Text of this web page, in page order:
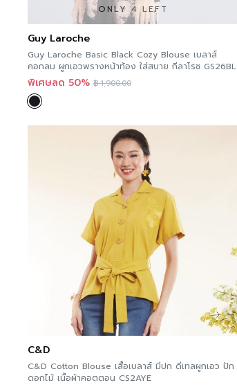
ONLY 4 LEFT
Guy Laroche
Guy Laroche Basic Black Cozy Blouse เบลาส์
คอกลม ผูกเอวพรางหน้าท้อง ใส่สบาย กีลาโรช GS26BL
พิเศษลด 50% ฿1,900.00
C&D
C&D Cotton Blouse เสื้อเบลาส์ มีปก ดีเทลผูกเอว ปัก
ดอกไม้ เนื้อผ้าคอตตอน CS2AYE